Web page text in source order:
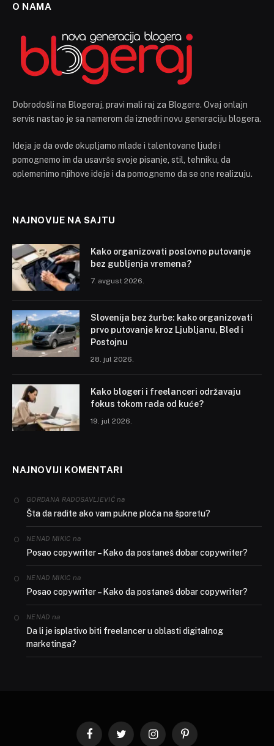
O NAMA
Dobrodošli na Blogeraj, pravi mali raj za Blogere. Ovaj onlajn
servis nastao je sa namerom da iznedri novu generaciju blogera.
Ideja je da ovde okupljamo mlade i talentovane ljude i
pomognemo im da usavrše svoje pisanje, stil, tehniku, da
oplemenimo njihove ideje i da pomognemo da se one realizuju.
NAJNOVIJE NA SAJTU
Kako organizovati poslovno putovanje
bez gubljenja vremena?
7. avgust 2026.
Slovenija bez žurbe: kako organizovati
prvo putovanje kroz Ljubljanu, Bled i
Postojnu
28. jul 2026.
Kako blogeri i freelanceri održavaju
fokus tokom rada od kuće?
19. jul 2026.
NAJNOVIJI KOMENTARI
GORDANA RADOSAVLJEVIĆna
Šta da radite ako vam pukne ploča na šporetu?
NENAD MIKIC na
Posao copywriter – Kako da postaneš dobar copywriter?
NENAD MIKIC na
Posao copywriter – Kako da postaneš dobar copywriter?
NENAD na
Da li je isplativo biti freelancer u oblasti digitalnog
marketinga?
FacebookTwitter InstagramPinterest